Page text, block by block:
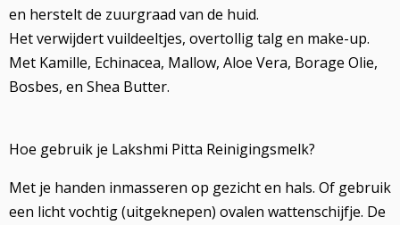
en herstelt de zuurgraad van de huid.
Het verwijdert vuildeeltjes, overtollig talg en make-up.
Met Kamille, Echinacea, Mallow, Aloe Vera, Borage Olie,
Bosbes, en Shea Butter.
Hoe gebruik je Lakshmi Pitta Reinigingsmelk?
Met je handen inmasseren op gezicht en hals. Of gebruik
een licht vochtig (uitgeknepen) ovalen wattenschijfje. De